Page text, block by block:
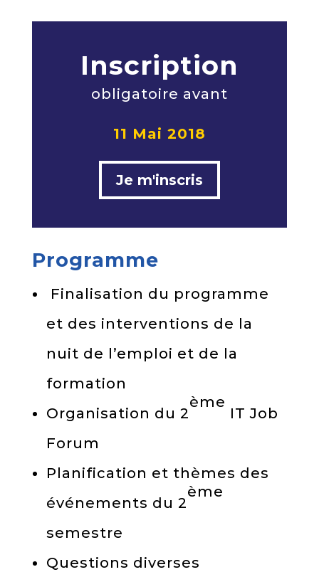
Inscription
obligatoire avant
11 Mai 2018
Je m'inscris
Programme
Finalisation du programme
et des interventions de la
nuit de l’emploi et de la
formation
Organisation du 2
ème
IT Job
Forum
Planification et thèmes des
événements du 2
ème
semestre
Questions diverses